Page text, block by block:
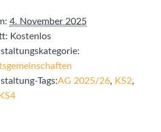
4. November 2025
Kostenlos
Tags:AG 2025/26, KS2,
KS4